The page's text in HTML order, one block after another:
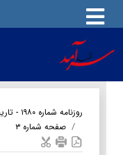
روزنامه شماره ۱۹۸۰ - تاریخ : ۱۴۰۳/۵/۱۱
صفحه شماره ۳